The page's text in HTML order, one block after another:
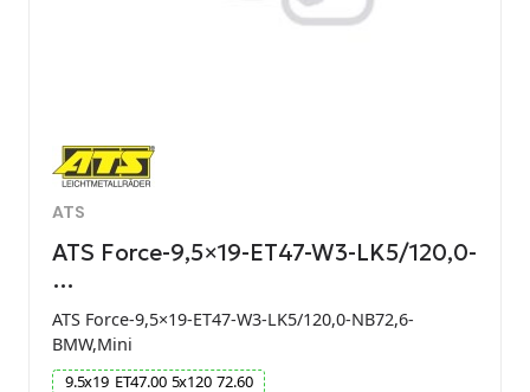
ATS
ATS Force-9,5×19-ET47-W3-LK5/120,0-
…
ATS Force-9,5×19-ET47-W3-LK5/120,0-NB72,6-
BMW,Mini
9.5x19 ET47.00 5x120 72.60